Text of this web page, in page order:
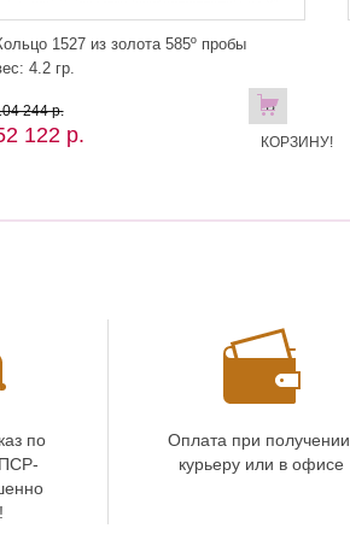
1527 из золота 585º пробы
4.2 гр.
244 р.
122 р.
В
КОРЗИНУ!
по
Оплата при получении,
курьеру или в офисе